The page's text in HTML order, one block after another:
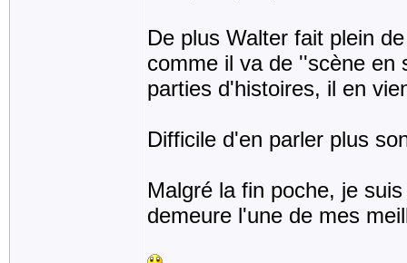
De plus Walter fait plein
comme il va de ''scène en
parties d'histoires, il en
Difficile d'en parler plus
Malgré la fin poche, je
demeure l'une de mes